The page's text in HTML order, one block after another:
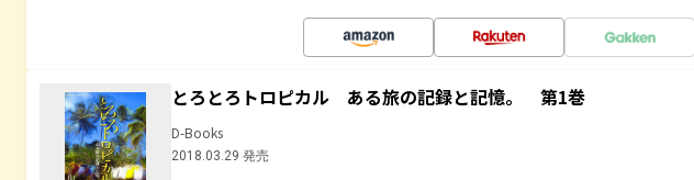
とろとろトロピカル ある旅の記録と記憶。 第1巻
D-Books
2018.03.29 発売